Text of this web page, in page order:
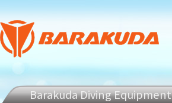
Barakuda Diving Equipment